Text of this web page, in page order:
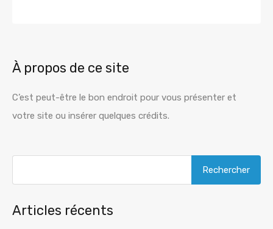
À propos de ce site
C’est peut-être le bon endroit pour vous présenter et
votre site ou insérer quelques crédits.
Articles récents